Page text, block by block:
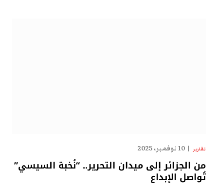
تقارير 10 نوفمبر، 2025
من الجزائر إلى ميدان التحرير.. “نُخبة السيسي”
تُواصل الإبداع